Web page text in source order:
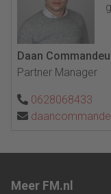
Daan
Partner Manager
0628068433
Meer FM.nl